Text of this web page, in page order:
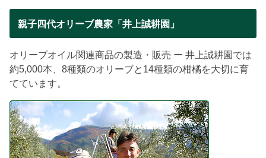
親子四代オリーブ農家「井上誠耕園」
オリーブオイル関連商品の製造・販売 ー 井上誠耕園では
約5,000本、8種類のオリーブと14種類の柑橘を大切に育
てています。